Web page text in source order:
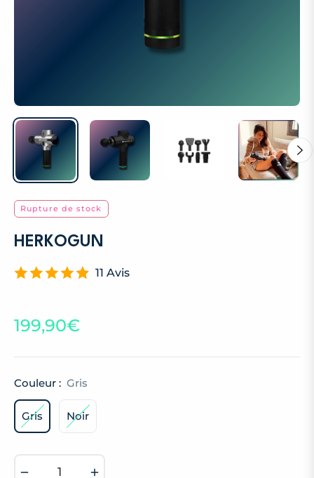
Rupture de stock
HERKOGUN
11 Avis
Prix
199,90€
Couleur : Gris
Gris Noir